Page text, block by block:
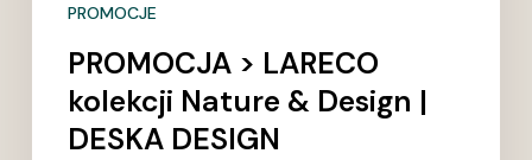
PROMOCJE
PROMOCJA > LARECO
kolekcji Nature & Design |
DESKA DESIGN